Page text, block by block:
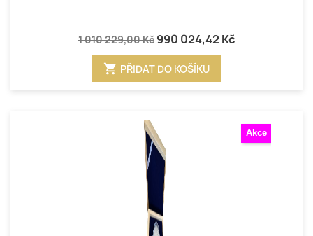
1 010 229,00 Kč 990 024,42 Kč
shopping_cart PŘIDAT DO KOŠÍKU
Akce